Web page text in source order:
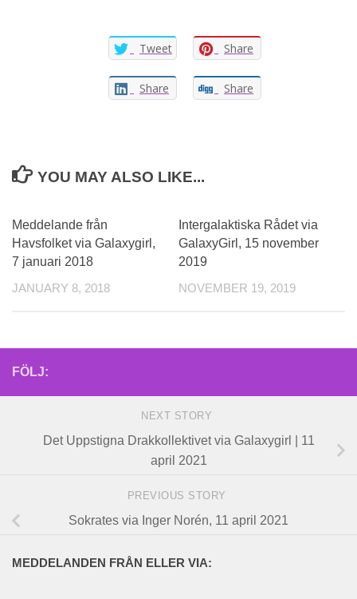
Tweet Share
Share Share
YOU MAY ALSO LIKE...
Meddelande från
Havsfolket via Galaxygirl,
7 januari 2018
JANUARY 8, 2018
Intergalaktiska Rådet via
GalaxyGirl, 15 november
2019
NOVEMBER 19, 2019
FÖLJ:
NEXT STORY
Det Uppstigna Drakkollektivet via Galaxygirl | 11
april 2021
PREVIOUS STORY
Sokrates via Inger Norén, 11 april 2021
MEDDELANDEN FRÅN ELLER VIA: